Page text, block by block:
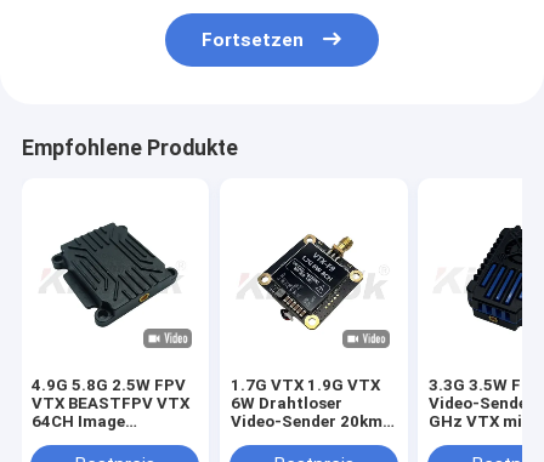
Fortsetzen
Empfohlene Produkte
4.9G 5.8G 2.5W FPV
VTX BEASTFPV VTX
64CH Image
Accessories
1.7G VTX 1.9G VTX
6W Drahtloser
Video-Sender 20km
Bildübertragung
3.3G 3.5W
Video-Sender
GHz VTX mit
25mW/